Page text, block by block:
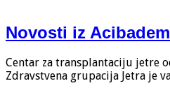
Novosti iz
Centar za transplantaciju jetre
Zdravstvena grupacija Jetra je